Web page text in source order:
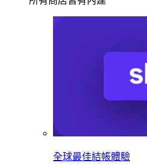
全球最佳結帳體驗